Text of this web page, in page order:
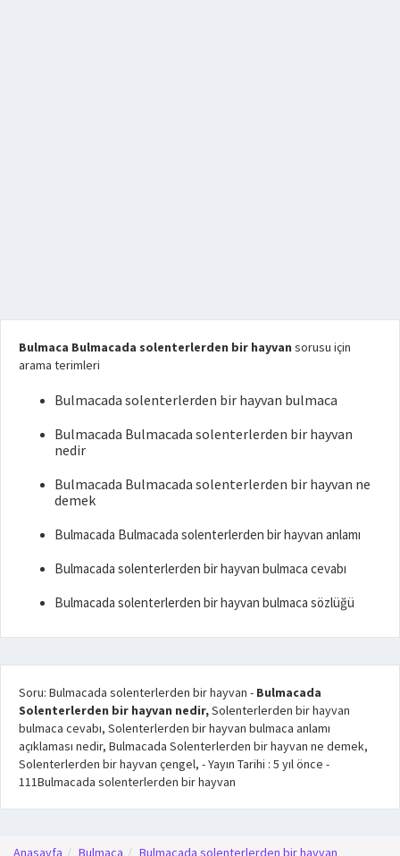
Bulmaca Bulmacada solenterlerden bir hayvan sorusu için
arama terimleri
Bulmacada solenterlerden bir hayvan bulmaca
Bulmacada Bulmacada solenterlerden bir hayvan
nedir
Bulmacada Bulmacada solenterlerden bir hayvan ne
demek
Bulmacada Bulmacada solenterlerden bir hayvan anlamı
Bulmacada solenterlerden bir hayvan bulmaca cevabı
Bulmacada solenterlerden bir hayvan bulmaca sözlüğü
Soru: Bulmacada solenterlerden bir hayvan - Bulmacada
Solenterlerden bir hayvan nedir,Solenterlerden bir hayvan
bulmaca cevabı, Solenterlerden bir hayvan bulmaca anlamı
açıklaması nedir, Bulmacada Solenterlerden bir hayvan ne demek,
Solenterlerden bir hayvan çengel, - Yayın Tarihi : 5 yıl önce -
111Bulmacada solenterlerden bir hayvan
Anasayfa Bulmaca Bulmacada solenterlerden bir hayvan